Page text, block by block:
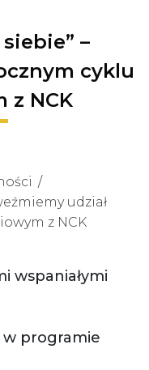
–
cyklu
z NCK
udział
z NCK
wspaniałymi
w programie